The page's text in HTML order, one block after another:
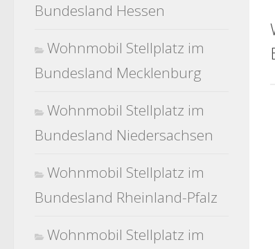
Bundesland Hessen
Wohnmobil Stellplatz im
Bundesland Mecklenburg
Wohnmobil Stellplatz im
Bundesland Niedersachsen
Wohnmobil Stellplatz im
Bundesland Rheinland-Pfalz
Wohnmobil Stellplatz im